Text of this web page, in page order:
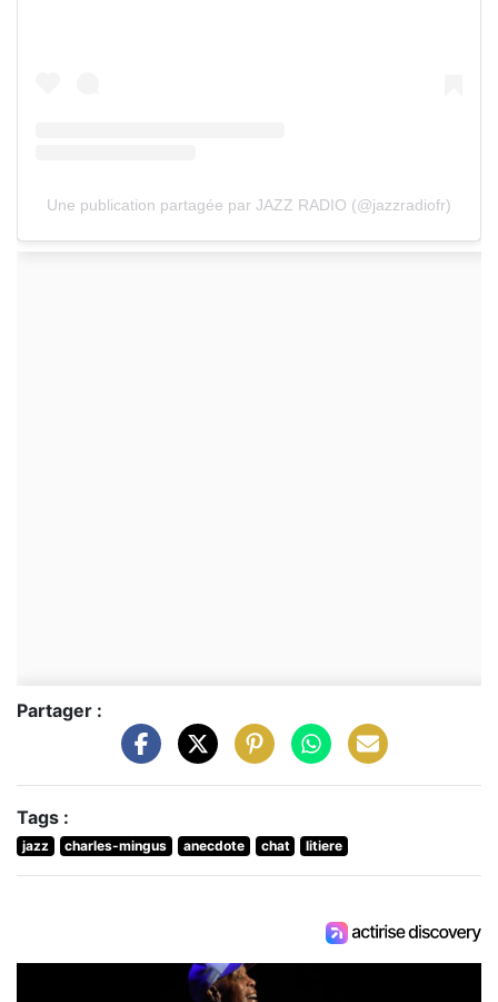
Une publication partagée par JAZZ RADIO (@jazzradiofr)
Partager :
Tags :
jazz charles-mingus anecdote chat litiere